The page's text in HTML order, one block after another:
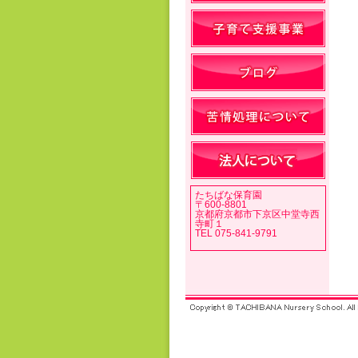
たちばな保育園
〒600-8801
京都府京都市下京区中堂寺西
寺町１
TEL 075-841-9791